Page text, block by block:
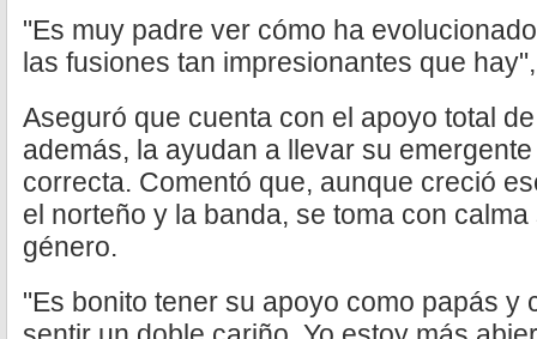
"Es muy padre ver cómo ha
las fusiones tan impresionantes que
Aseguró que cuenta con el apoyo total
además, la ayudan a llevar su
correcta. Comentó que, aunque creció
el norteño y la banda, se toma con
género.
"Es bonito tener su apoyo como papás y